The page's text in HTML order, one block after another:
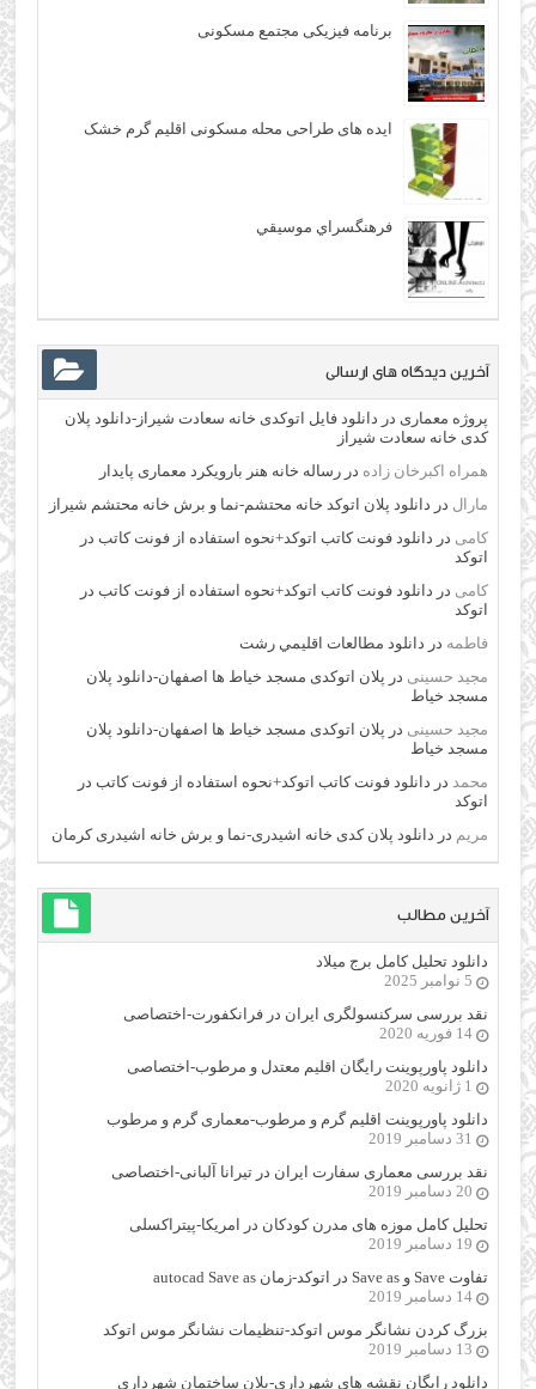
برنامه فیزیکی مجتمع مسکونی
ایده های طراحی محله مسکونی اقلیم گرم خشک
فرهنگسراي موسيقي
آخرین دیدگاه های ارسالی
پروژه معماری در دانلود فایل اتوکدی خانه سعادت شیراز-دانلود پلان
کدی خانه سعادت شیراز
همراه اکبرخان زاده دررساله خانه هنر بارویکرد معماری پایدار
مارال در دانلود پلان اتوکد خانه محتشم-نما و برش خانه محتشم شیراز
کامی در دانلود فونت کاتب اتوکد+نحوه استفاده از فونت کاتب در
اتوکد
کامی در دانلود فونت کاتب اتوکد+نحوه استفاده از فونت کاتب در
اتوکد
فاطمه در دانلود مطالعات اقليمي رشت
مجید حسینی در پلان اتوکدی مسجد خیاط ها اصفهان-دانلود پلان
مسجد خیاط
مجید حسینی در پلان اتوکدی مسجد خیاط ها اصفهان-دانلود پلان
مسجد خیاط
محمد در دانلود فونت کاتب اتوکد+نحوه استفاده از فونت کاتب در
اتوکد
مریم در دانلود پلان کدی خانه اشیدری-نما و برش خانه اشیدری کرمان
آخرین مطالب
دانلود تحلیل کامل برج میلاد
5 نوامبر 2025
نقد بررسی سرکنسولگری ایران در فرانکفورت-اختصاصی
14 فوریه 2020
دانلود پاورپوینت رایگان اقلیم معتدل و مرطوب-اختصاصی
1 ژانویه 2020
دانلود پاورپوینت اقلیم گرم و مرطوب-معماری گرم و مرطوب
31 دسامبر 2019
نقد بررسی معماری سفارت ایران در تیرانا آلبانی-اختصاصی
20 دسامبر 2019
تحلیل کامل موزه های مدرن کودکان در امریکا-پیتراکسلی
19 دسامبر 2019
تفاوت Save و Save as در اتوکد-زمان autocad Save as
14 دسامبر 2019
بزرگ کردن نشانگر موس اتوکد-تنظیمات نشانگر موس اتوکد
13 دسامبر 2019
دانلود رایگان نقشه های شهرداری-پلان ساختمان شهرداری